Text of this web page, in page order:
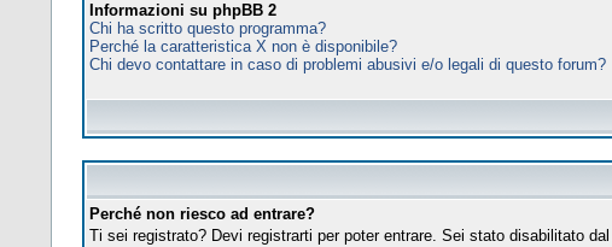
Informazioni su phpBB 2
Chi ha scritto questo programma?
Perché la caratteristica X non è disponibile?
Chi devo contattare in caso di problemi abusivi e/o legali di questo forum?
Perché non riesco ad entrare?
Ti sei registrato? Devi registrarti per poter entrare. Sei stato disabilitato